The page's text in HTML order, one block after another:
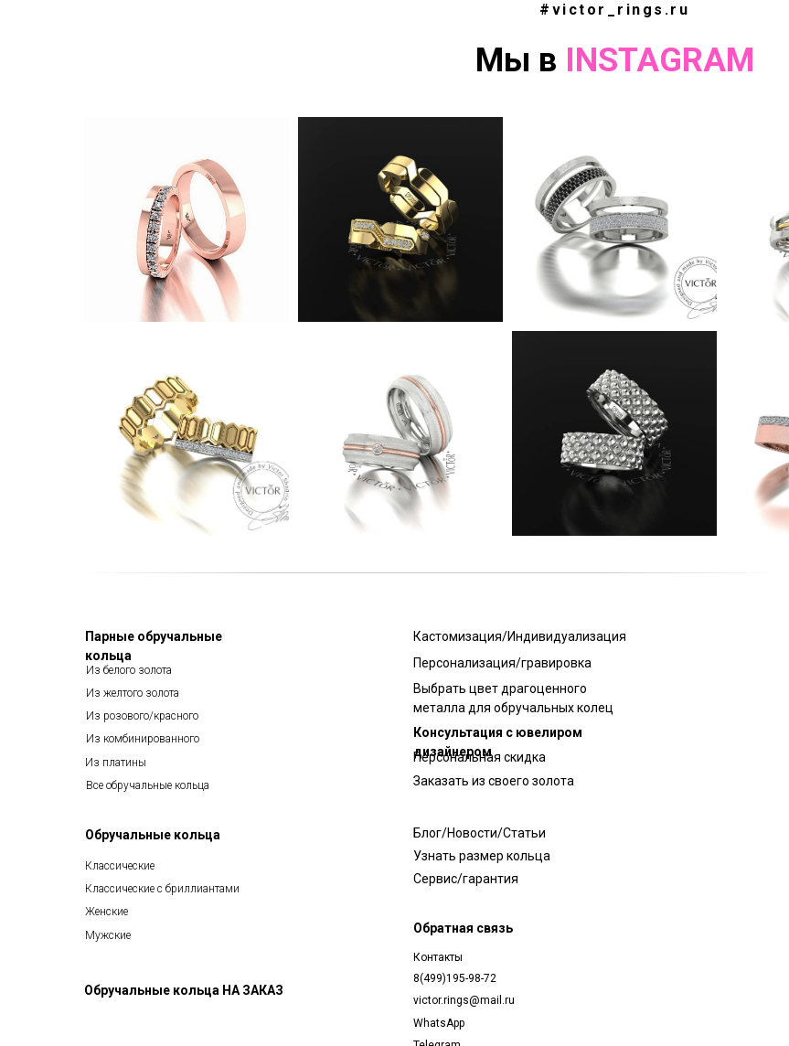
#victor_rings.ru
Мы в INSTAGRAM
Парные обручальные
кольца
Из белого золота
Из желтого золота
Из розового/красного
Из комбинированного
Из платины
Все обручальные кольца
Обручальные кольца
Классические
Женские
Мужские
Классические с бриллиантами
Кастомизация/Индивидуализация
Персонализация/гравировка
Выбрать цвет драгоценного
металла для обручальных колец
Персональная скидка
Заказать из своего золота
Узнать размер кольца
Блог/Новости/Статьи
Сервис/гарантия
Консультация с ювелиром
дизайнером
Контакты
Обратная связь
8(499)195-98-72
victor.rings@mail.ru
Обручальные кольца НА ЗАКАЗ
WhatsApp